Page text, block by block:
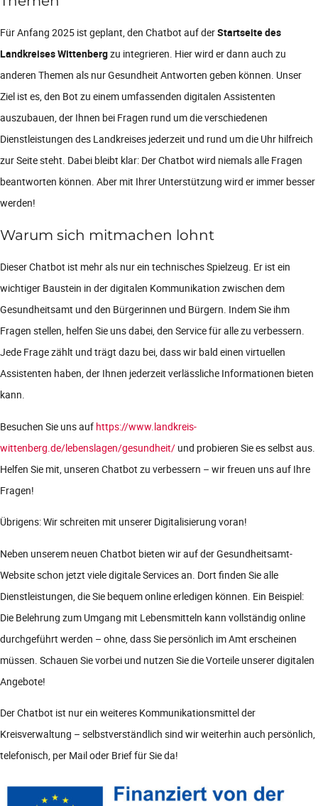
Für Anfang 2025 ist geplant, den Chatbot auf derStartseite des
Landkreises Wittenbergzu integrieren. Hier wird er dann auch zu
anderen Themen als nur Gesundheit Antworten geben können. Unser
Ziel ist es, den Bot zu einem umfassenden digitalen Assistenten
auszubauen, der Ihnen bei Fragen rund um die verschiedenen
Dienstleistungen des Landkreises jederzeit und rund um die Uhr hilfreich
zur Seite steht. Dabei bleibt klar: Der Chatbot wird niemals alle Fragen
beantworten können. Aber mit Ihrer Unterstützung wird er immer besser
werden!
Warum sich mitmachen lohnt
Dieser Chatbot ist mehr als nur ein technisches Spielzeug. Er ist ein
wichtiger Baustein in der digitalen Kommunikation zwischen dem
Gesundheitsamt und den Bürgerinnen und Bürgern. Indem Sie ihm
Fragen stellen, helfen Sie uns dabei, den Service für alle zu verbessern.
Jede Frage zählt und trägt dazu bei, dass wir bald einen virtuellen
Assistenten haben, der Ihnen jederzeit verlässliche Informationen bieten
kann.
Besuchen Sie uns auf https://www.landkreis-
wittenberg.de/lebenslagen/gesundheit/ und probieren Sie es selbst aus.
Helfen Sie mit, unseren Chatbot zu verbessern – wir freuen uns auf Ihre
Fragen!
Übrigens: Wir schreiten mit unserer Digitalisierung voran!
Neben unserem neuen Chatbot bieten wir auf der Gesundheitsamt-
Website schon jetzt viele digitale Services an. Dort finden Sie alle
Dienstleistungen, die Sie bequem online erledigen können. Ein Beispiel:
Die Belehrung zum Umgang mit Lebensmitteln kann vollständig online
durchgeführt werden – ohne, dass Sie persönlich im Amt erscheinen
müssen. Schauen Sie vorbei und nutzen Sie die Vorteile unserer digitalen
Angebote!
Der Chatbot ist nur ein weiteres Kommunikationsmittel der
Kreisverwaltung – selbstverständlich sind wir weiterhin auch persönlich,
telefonisch, per Mail oder Brief für Sie da!